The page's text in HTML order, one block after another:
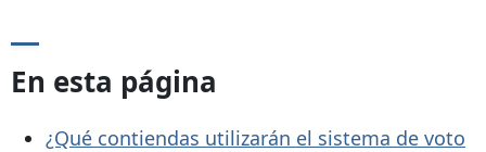
En esta página
¿Qué contiendas utilizarán el sistema de voto